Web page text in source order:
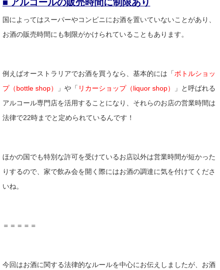
国によってはスーパーやコンビニにお酒を置いていないことがあり、
お酒の販売時間にも制限がかけられていることもあります。
例えばオーストラリアでお酒を買うなら、基本的には「ボトルショッ
プ（bottle shop）
」や「 リカーショップ（liquor shop）
」と呼ばれる
アルコール専門店を活用することになり、それらのお店の営業時間は
法律で22時までと定められているんです！
ほかの国でも特別な許可を受けているお店以外は営業時間が短かった
りするので、家で飲み会を開く際にはお酒の調達に気を付けてくださ
いね。
＝＝＝＝＝
今回はお酒に関する法律的なルールを中心にお伝えしましたが、お酒